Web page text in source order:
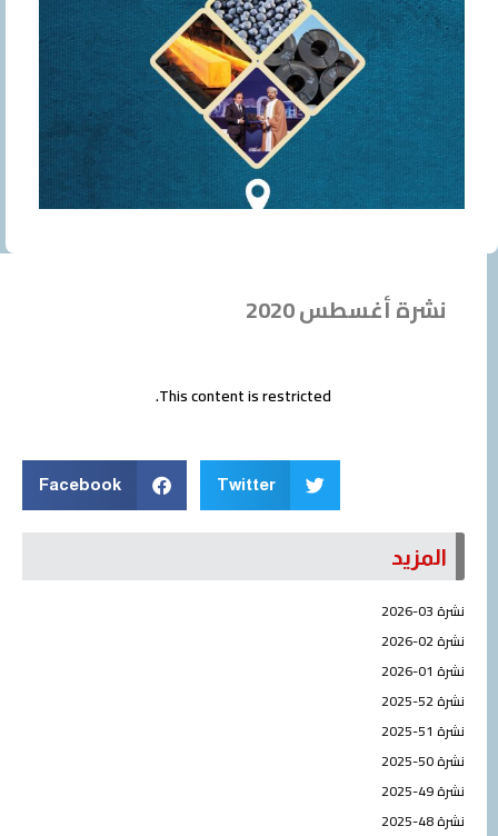
نشرة أغسطس 2020
This content is restricted.
Twitter
Facebook
المزيد
نشرة 03-2026
نشرة 02-2026
نشرة 01-2026
نشرة 52-2025
نشرة 51-2025
نشرة 50-2025
نشرة 49-2025
نشرة 48-2025